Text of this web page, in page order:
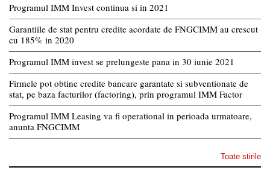
Programul IMM Invest continua si in 2021
Garantiile de stat pentru credite acordate de FNGCIMM au crescut
cu 185% in 2020
Programul IMM invest se prelungeste pana in 30 iunie 2021
Firmele pot obtine credite bancare garantate si subventionate de
stat, pe baza facturilor (factoring), prin programul IMM Factor
Programul IMM Leasing va fi operational in perioada urmatoare,
anunta FNGCIMM
Toate stirile